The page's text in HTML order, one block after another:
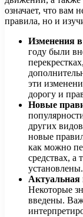
означает, что вам
правила, но и
Изменения в
году были
эти
дорогу и
Новые
других
новые
как можно
средствах, а
установлены.
Актуальная
Некоторые
введены.